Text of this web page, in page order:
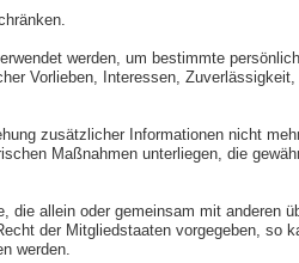
werden, um bestimmte
Vorlieben, Interessen,
zusätzlicher Informationen nicht
Maßnahmen unterliegen, die
die allein oder gemeinsam mit anderen
der Mitgliedstaaten vorgegeben, so
werden.